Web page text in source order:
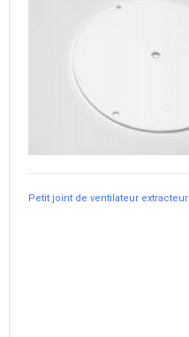
Petit joint de ventilateur extracteur